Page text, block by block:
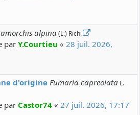
alpina(L.) Rich.
par Y.Courtieu « 28 juil. 2026,
d'origine Fumaria capreolata L.
par Castor74 « 27 juil. 2026, 17:17